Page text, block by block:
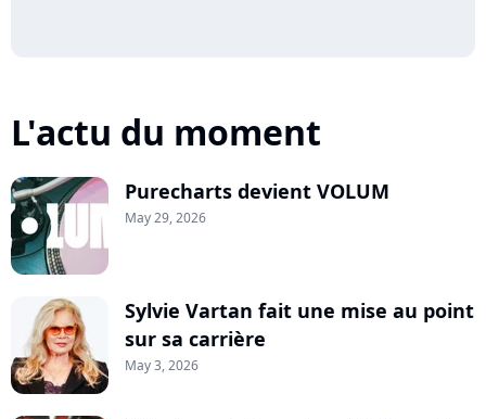
L'actu du moment
Purecharts devient VOLUM
May 29, 2026
Sylvie Vartan fait une mise au point
sur sa carrière
May 3, 2026